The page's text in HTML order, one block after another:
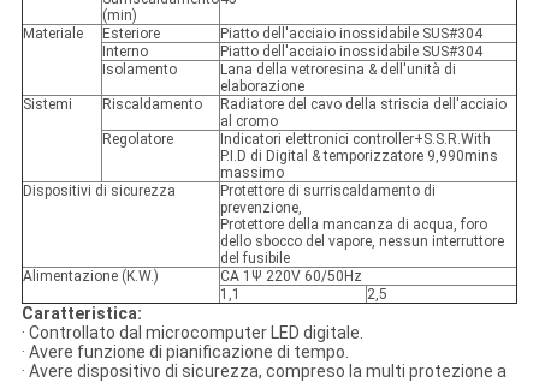
(min)
Materiale Esteriore
Piatto dell'acciaio inossidabile SUS#304
Interno
Piatto dell'acciaio inossidabile SUS#304
Isolamento
Lana della vetroresina & dell'unità di
elaborazione
Sistemi
Riscaldamento
Radiatore del cavo della striscia dell'acciaio
al cromo
Regolatore
Indicatori elettronici controller+S.S.R.With
P.I.D di Digital & temporizzatore 9,990mins
massimo
Dispositivi di sicurezza
Protettore di surriscaldamento di
prevenzione,
Protettore della mancanza di acqua, foro
dello sbocco del vapore, nessun interruttore
del fusibile
Alimentazione (K.W.)
CA 1Ψ 220V 60/50Hz
1,1
2,5
Caratteristica:
· Controllato dal microcomputer LED digitale.
· Avere funzione di pianificazione di tempo.
· Avere dispositivo di sicurezza, compreso la multi protezione a